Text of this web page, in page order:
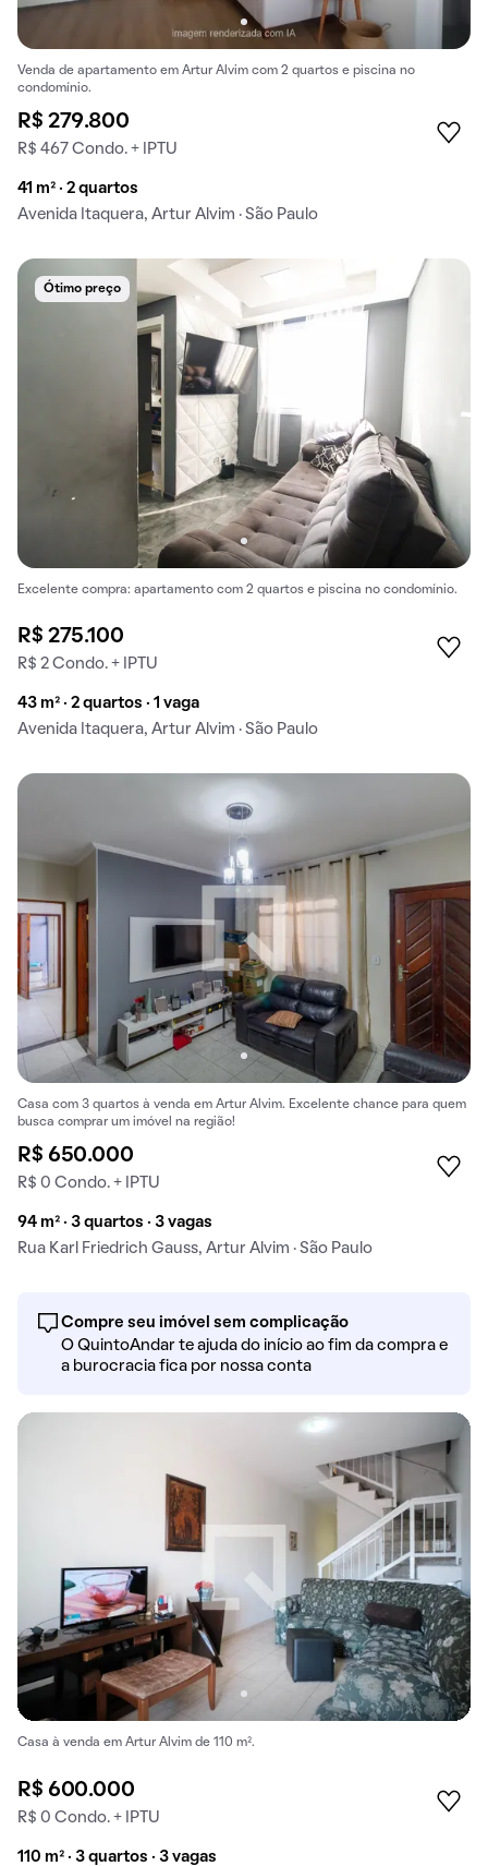
Venda de apartamento em Artur Alvim com 2 quartos e piscina no
condomínio.
R$ 279.800
R$ 467 Condo. + IPTU
41 m² · 2 quartos
Avenida Itaquera, Artur Alvim · São Paulo
Ótimo preço
Excelente compra: apartamento com 2 quartos e piscina no condomínio.
R$ 275.100
R$ 2 Condo. + IPTU
43 m² · 2 quartos · 1 vaga
Avenida Itaquera, Artur Alvim · São Paulo
Casa com 3 quartos à venda em Artur Alvim. Excelente chance para quem
busca comprar um imóvel na região!
R$ 650.000
R$ 0 Condo. + IPTU
94 m² · 3 quartos · 3 vagas
Rua Karl Friedrich Gauss, Artur Alvim · São Paulo
Compre seu imóvel sem complicação
O QuintoAndar te ajuda do início ao fim da compra e
a burocracia fica por nossa conta
Casa à venda em Artur Alvim de 110 m².
R$ 600.000
R$ 0 Condo. + IPTU
110 m² · 3 quartos · 3 vagas